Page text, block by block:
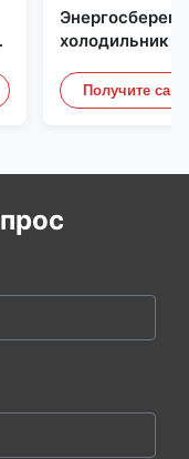
холодильник
небом
витринные
Получите